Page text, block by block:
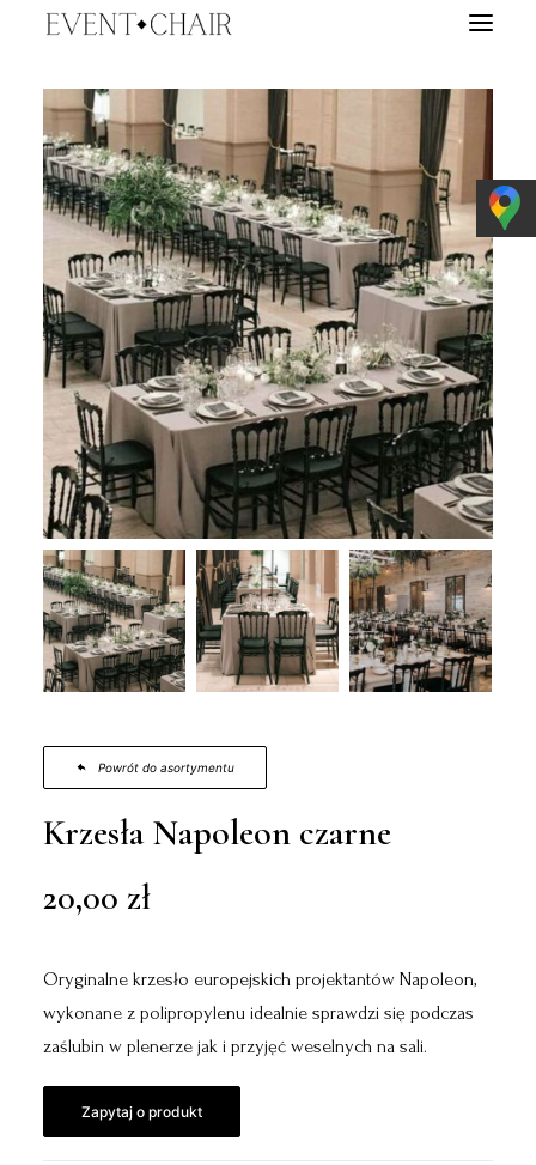
EVENTY
WYPOŻYCZALNIA
TARGI ŚLUBNE
O NAS
BLOG
E-BOOK
KONTAKT
WYSZUKIWANIE
Powrót do asortymentu
Krzesła Napoleon czarne
20,00 zł
Oryginalne krzesło europejskich projektantów Napoleon,
wykonane z polipropylenu idealnie sprawdzi się podczas
zaślubin w plenerze jak i przyjęć weselnych na sali.
Zapytaj o produkt